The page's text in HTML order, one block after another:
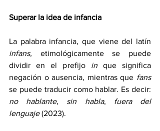
Superar la idea de infancia
infans, etimológicamente se puede
dividir en el prefijo in que significa
negación o ausencia, mientras que
fans
no hablante, sin habla, fuera del
lenguaje (2023).